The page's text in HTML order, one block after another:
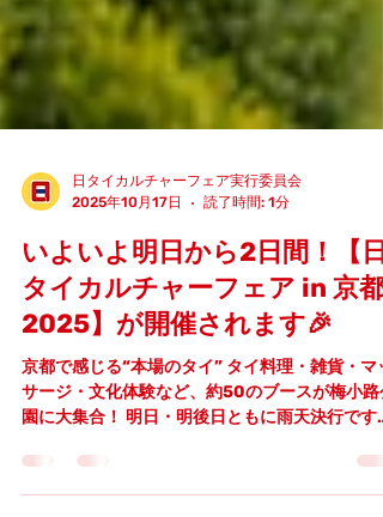
日タイカルチャーフェア実行委員会
2025年10月17日
読了時間: 1分
いよいよ明日から2日間！【日
タイカルチャーフェア in 京都
2025】が開催されます🎉
京都で感じる“本場のタイ” タイ料理・雑貨・マッ